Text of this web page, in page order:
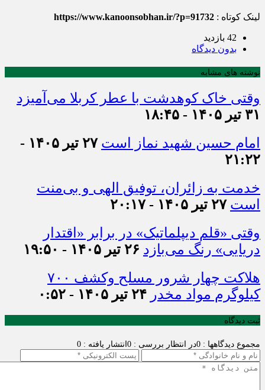
لینک کوتاه : https://www.kanoonsobhan.ir/?p=91732
42 بازدید
بدون دیدگاه
نوشته های مشابه
وقتی خاک کوهدشت با عطر کربلا می‌آمیزد
۳۱ تیر ۱۴۰۵ - ۱۸:۴۵
امام حسین شهید نماز است
۲۷ تیر ۱۴۰۵ -
۲۱:۲۲
خدمت به زائران، توفیق الهی و بی‌منت
است ۲۷ تیر ۱۴۰۵ - ۲۰:۱۷
وقتی «قلم دیپلماتیک» در برابر «اقتدار
دریایی» رنگ می‌بازد ۲۶ تیر ۱۴۰۵ - ۱۹:۵۰
هلاکت چهار شرور مسلح وکشف ۷۰۰
کیلوگرم مواد مخدر ۲۴ تیر ۱۴۰۵ - ۰:۵۲
ثبت دیدگاه
مجموع دیدگاهها : 0 در انتظار بررسی : 0 انتشار یافته : 0